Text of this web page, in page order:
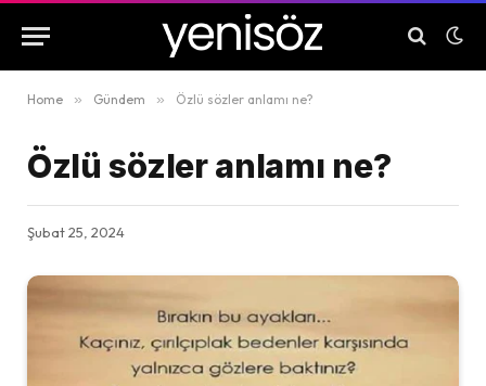
Home » Gündem » Özlü sözler anlamı ne?
Özlü sözler anlamı ne?
Şubat 25, 2024